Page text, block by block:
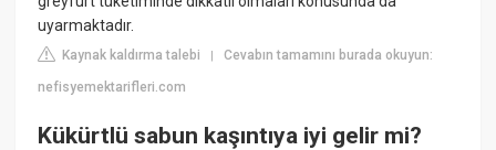
uyarmaktadır.
Kaynak kaldırma talebi |Cevabın tamamını burada okuyun:
nefisyemektarifleri.com
Kükürtlü sabun kaşıntıya iyi gelir mi?